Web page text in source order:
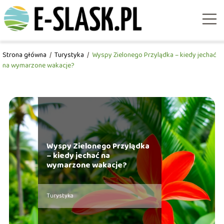
Strona główna / Turystyka / Wyspy Zielonego Przylądka – kiedy jechać
na wymarzone wakacje?
Wyspy Zielonego Przylądka
– kiedy jechać na
wymarzone wakacje?
Turystyka